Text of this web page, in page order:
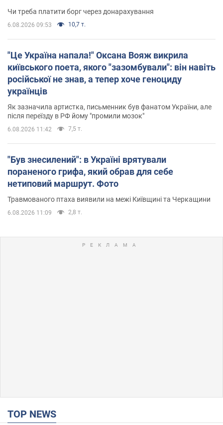
Чи треба платити борг через донарахування
6.08.2026 09:53 10,7 т.
"Це Україна напала!" Оксана Вояж викрила
київського поета, якого "зазомбували": він навіть
російської не знав, а тепер хоче геноциду
українців
Як зазначила артистка, письменник був фанатом України, але
після переїзду в РФ йому "промили мозок"
6.08.2026 11:42 7,5 т.
"Був знесилений": в Україні врятували
пораненого грифа, який обрав для себе
нетиповий маршрут. Фото
Травмованого птаха виявили на межі Київщині та Черкащини
6.08.2026 11:09 2,8 т.
TOP NEWS